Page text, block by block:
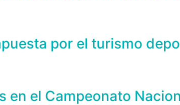
por el turismo
en el Campeonato